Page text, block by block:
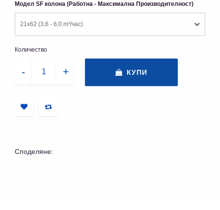
Модел SF колона (Работна - Максимална Производителност)
21x62 (3,6 - 6,0 m³/час)
Количество
КУПИ
Споделяне: